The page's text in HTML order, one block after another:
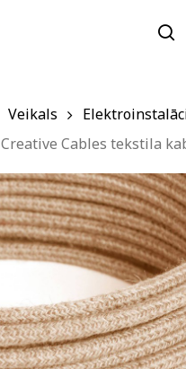
Veikals
Creative Cables tekstila